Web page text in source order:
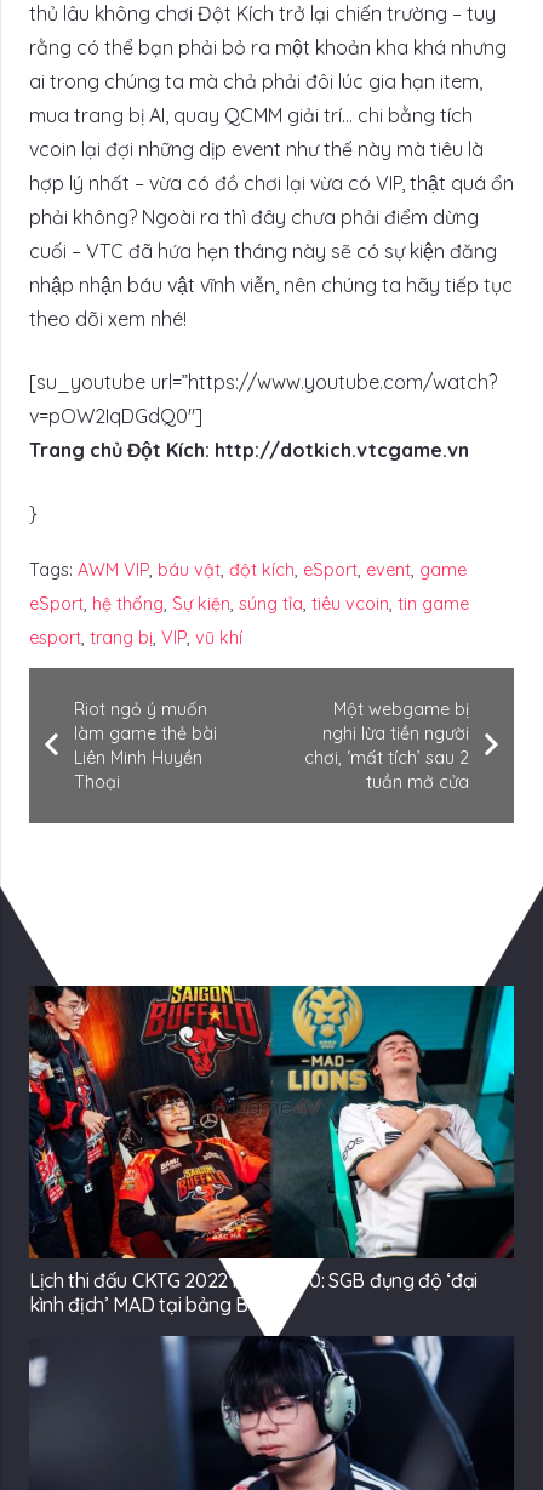
thủ lâu không chơi Đột Kích trở lại chiến trường – tuy
rằng có thể bạn phải bỏ ra một khoản kha khá nhưng
ai trong chúng ta mà chả phải đôi lúc gia hạn item,
mua trang bị AI, quay QCMM giải trí… chi bằng tích
vcoin lại đợi những dịp event như thế này mà tiêu là
hợp lý nhất – vừa có đồ chơi lại vừa có VIP, thật quá ổn
phải không? Ngoài ra thì đây chưa phải điểm dừng
cuối – VTC đã hứa hẹn tháng này sẽ có sự kiện đăng
nhập nhận báu vật vĩnh viễn, nên chúng ta hãy tiếp tục
theo dõi xem nhé!
[su_youtube url=”https://www.youtube.com/watch?
v=pOW2IqDGdQ0″]
Trang chủ Đột Kích: http://dotkich.vtcgame.vn
}
Tags: AWM VIP, báu vật, đột kích, eSport, event, game
eSport, hệ thống, Sự kiện, súng tỉa, tiêu vcoin, tin game
esport, trang bị, VIP, vũ khí
Riot ngỏ ý muốn
làm game thẻ bài
Liên Minh Huyền
Thoại
Một webgame bị
nghi lừa tiền người
chơi, ‘mất tích’ sau 2
tuần mở cửa
Lịch thi đấu CKTG 2022 ngày 2/10: SGB đụng độ ‘đại
kình địch’ MAD tại bảng B